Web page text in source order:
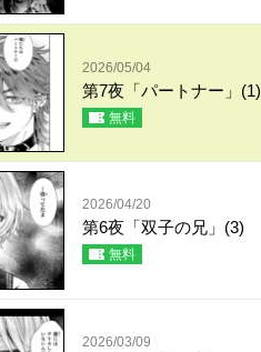
2026/05/04
第7夜「パートナー」(1)
無料
2026/04/20
第6夜「双子の兄」(3)
無料
2026/03/09